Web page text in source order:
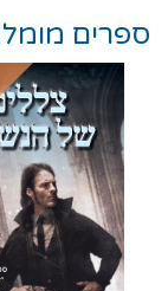
ספרים